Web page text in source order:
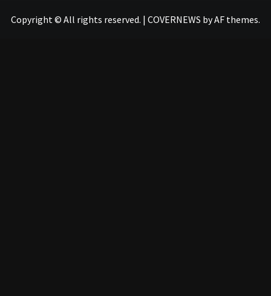
Copyright © All rights reserved. | COVERNEWS by AF themes.